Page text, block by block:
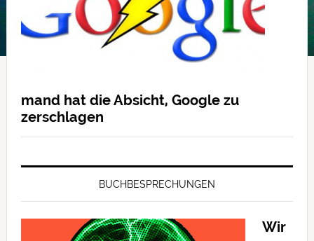
mand hat die Absicht, Google zu
zerschlagen
BUCHBESPRECHUNGEN
Wir